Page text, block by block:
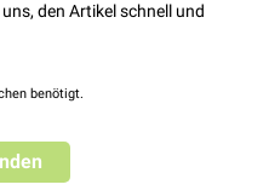
den Artikel schnell und
benötigt.